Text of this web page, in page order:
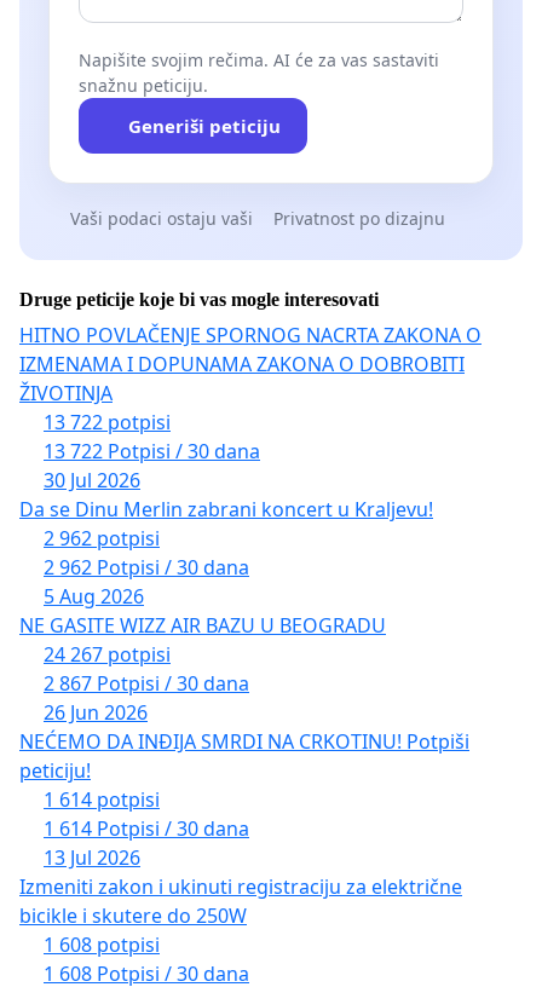
Napišite svojim rečima. AI će za vas sastaviti
snažnu peticiju.
Generiši peticiju
Vaši podaci ostaju vaši Privatnost po dizajnu
Druge peticije koje bi vas mogle interesovati
HITNO POVLAČENJE SPORNOG NACRTA ZAKONA O
IZMENAMA I DOPUNAMA ZAKONA O DOBROBITI
ŽIVOTINJA
13 722 potpisi
13 722 Potpisi / 30 dana
30 Jul 2026
Da se Dinu Merlin zabrani koncert u Kraljevu!
2 962 potpisi
2 962 Potpisi / 30 dana
5 Aug 2026
NE GASITE WIZZ AIR BAZU U BEOGRADU
24 267 potpisi
2 867 Potpisi / 30 dana
26 Jun 2026
NEĆEMO DA INĐIJA SMRDI NA CRKOTINU! Potpiši
peticiju!
1 614 potpisi
1 614 Potpisi / 30 dana
13 Jul 2026
Izmeniti zakon i ukinuti registraciju za električne
bicikle i skutere do 250W
1 608 potpisi
1 608 Potpisi / 30 dana